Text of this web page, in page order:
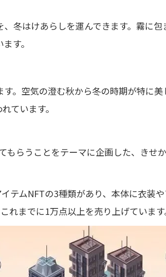
冬はけあらしを運んできます。霧に包
す。
。空気の澄む秋から冬の時期が特に
ています。
らうことをテーマに企画した、きせ
テムNFTの3種類があり、本体に衣装
れまでに1万点以上を売り上げています